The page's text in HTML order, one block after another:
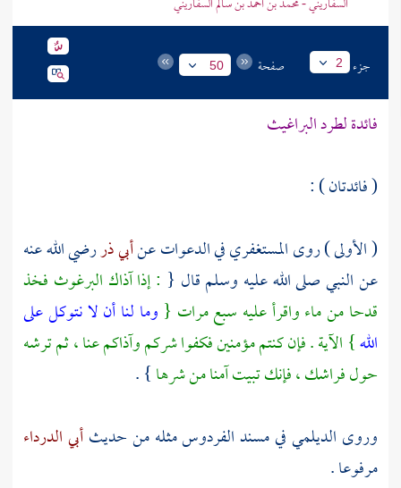
جزء 2 صفحة 50
فائدة لطرد البراغيث
( فائدتان ) :
( الأولى ) روىالمستغفريفي الدعوات عنأبي ذررضي الله عنه
عن النبي صلى الله عليه وسلم قال { : إذا آذاك البرغوث فخذ
قدحا من ماء واقرأ عليه سبع مرات { وما لنا أن لا نتوكل على
الله} الآية . فإن كنتم مؤمنين فكفوا شركم وآذاكم عنا ، ثم ترشه
حول فراشك ، فإنك تبيت آمنا من شرها} .
وروى الديلميفي مسند الفردوس مثله من حديثأبي الدرداء
مرفوعا .